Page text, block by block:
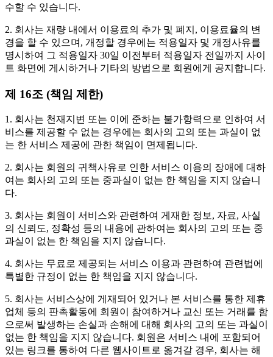
수할 수 있습니다.
2. 회사는 재량 내에서 이용료의 추가 및 폐지, 이용료율의 변
경을 할 수 있으며, 개정할 경우에는 적용일자 및 개정사유를
명시하여 그 적용일자 30일 이전부터 적용일자 전일까지 사이
트 화면에 게시하거나 기타의 방법으로 회원에게 공지합니다.
제 16조 (책임 제한)
1. 회사는 천재지변 또는 이에 준하는 불가항력으로 인하여 서
비스를 제공할 수 없는 경우에는 회사의 고의 또는 과실이 없
는 한 서비스 제공에 관한 책임이 면제됩니다.
2. 회사는 회원의 귀책사유로 인한 서비스 이용의 장애에 대하
여는 회사의 고의 또는 중과실이 없는 한 책임을 지지 않습니
다.
3. 회사는 회원이 서비스와 관련하여 게재한 정보, 자료, 사실
의 신뢰도, 정확성 등의 내용에 관하여는 회사의 고의 또는 중
과실이 없는 한 책임을 지지 않습니다.
4. 회사는 무료로 제공되는 서비스 이용과 관련하여 관련법에
특별한 규정이 없는 한 책임을 지지 않습니다.
5. 회사는 서비스상에 게재되어 있거나 본 서비스를 통한 제휴
업체 등의 판촉활동에 회원이 참여하거나 교신 또는 거래를 함
으로써 발생하는 손실과 손해에 대해 회사의 고의 또는 과실이
없는 한 책임을 지지 않습니다. 회원은 서비스 내에 포함되어
있는 링크를 통하여 다른 웹사이트로 옮겨갈 경우, 회사는 해